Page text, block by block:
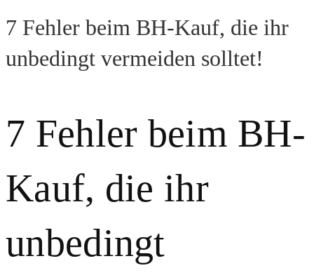
7 Fehler beim BH-Kauf, die ihr
unbedingt vermeiden solltet!
7 Fehler beim BH-
Kauf, die ihr
unbedingt